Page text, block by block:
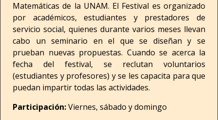
Matemáticas de la UNAM. El Festival es organizado
por académicos, estudiantes y prestadores de
servicio social, quienes durante varios meses llevan
cabo un seminario en el que se diseñan y se
prueban nuevas propuestas. Cuando se acerca la
fecha del festival, se reclutan voluntarios
(estudiantes y profesores) y se les capacita para que
puedan impartir todas las actividades.
Participación:Viernes, sábado y domingo